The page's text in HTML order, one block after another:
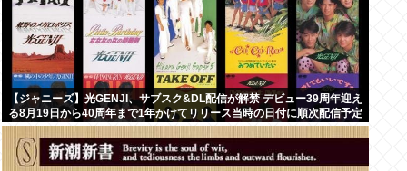
【ジャニーズ】光GENJI、サブスク&DL配信が解禁 デビュー39周年迎え
る8月19日から40周年まで1年かけてリリース当時の日付に順次配信予定